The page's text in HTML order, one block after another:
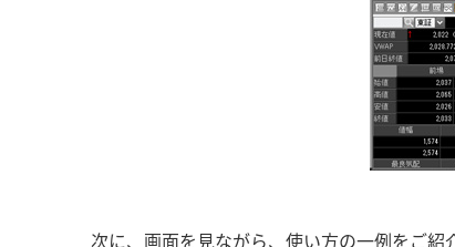
次に、画面を見ながら、使い方の一例をご